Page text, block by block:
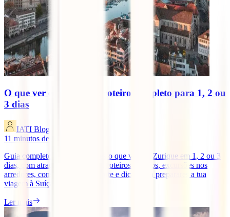
O que ver em Zurique: roteiro completo para 1, 2 ou
3 dias
IATI Blog
11 minutos de leitura
Guia completo para descobrires o que ver em Zurique em 1, 2 ou 3
dias, com atrações imperdíveis, roteiros práticos, excursões nos
arredores, conselhos de transporte e dicas para preparares a tua
viagem à Suíça.
Ler mais